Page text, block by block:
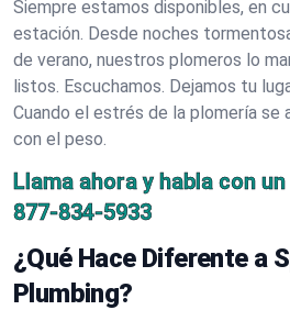
Siempre estamos disponibles, en
estación. Desde noches
de verano, nuestros plomeros lo
listos. Escuchamos. Dejamos tu
Cuando el estrés de la plomería se
con el peso.
Llama ahora y habla con
877-834-5933
¿Qué Hace Diferente a
Plumbing?